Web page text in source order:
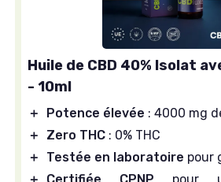
Huile de CBD 40% Isolat
- 10ml
＋ Potence élevée : 4000 mg
＋
Zero THC : 0% THC
＋
Testée en laboratoire pour